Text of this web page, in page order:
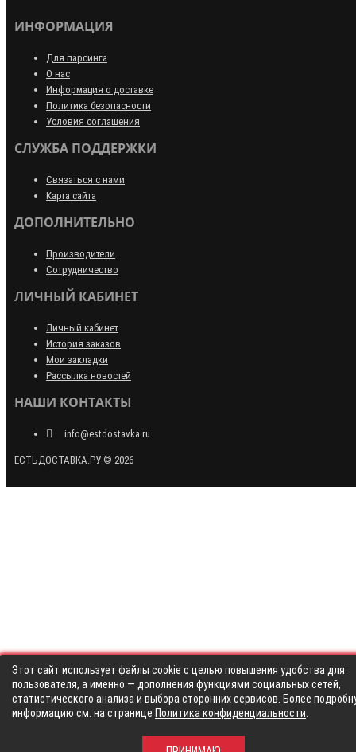
ИНФОРМАЦИЯ
Для парсинга
О нас
Информация о доставке
Политика безопасности
Условия соглашения
СЛУЖБА ПОДДЕРЖКИ
Связаться с нами
Карта сайта
ДОПОЛНИТЕЛЬНО
Производители
Сотрудничество
ЛИЧНЫЙ КАБИНЕТ
Личный кабинет
История заказов
Мои закладки
Рассылка новостей
НАШИ КОНТАКТЫ
info@estdostavka.ru
ЕСТЬДОСТАВКА.РУ © 2026
Этот сайт использует файлы cookie с целью повышения удобства для
пользователя, а именно — дополнения функциями социальных сетей,
статистического анализа и выбора сторонних сервисов. Более
информацию см. на странице Политика конфиденциальности